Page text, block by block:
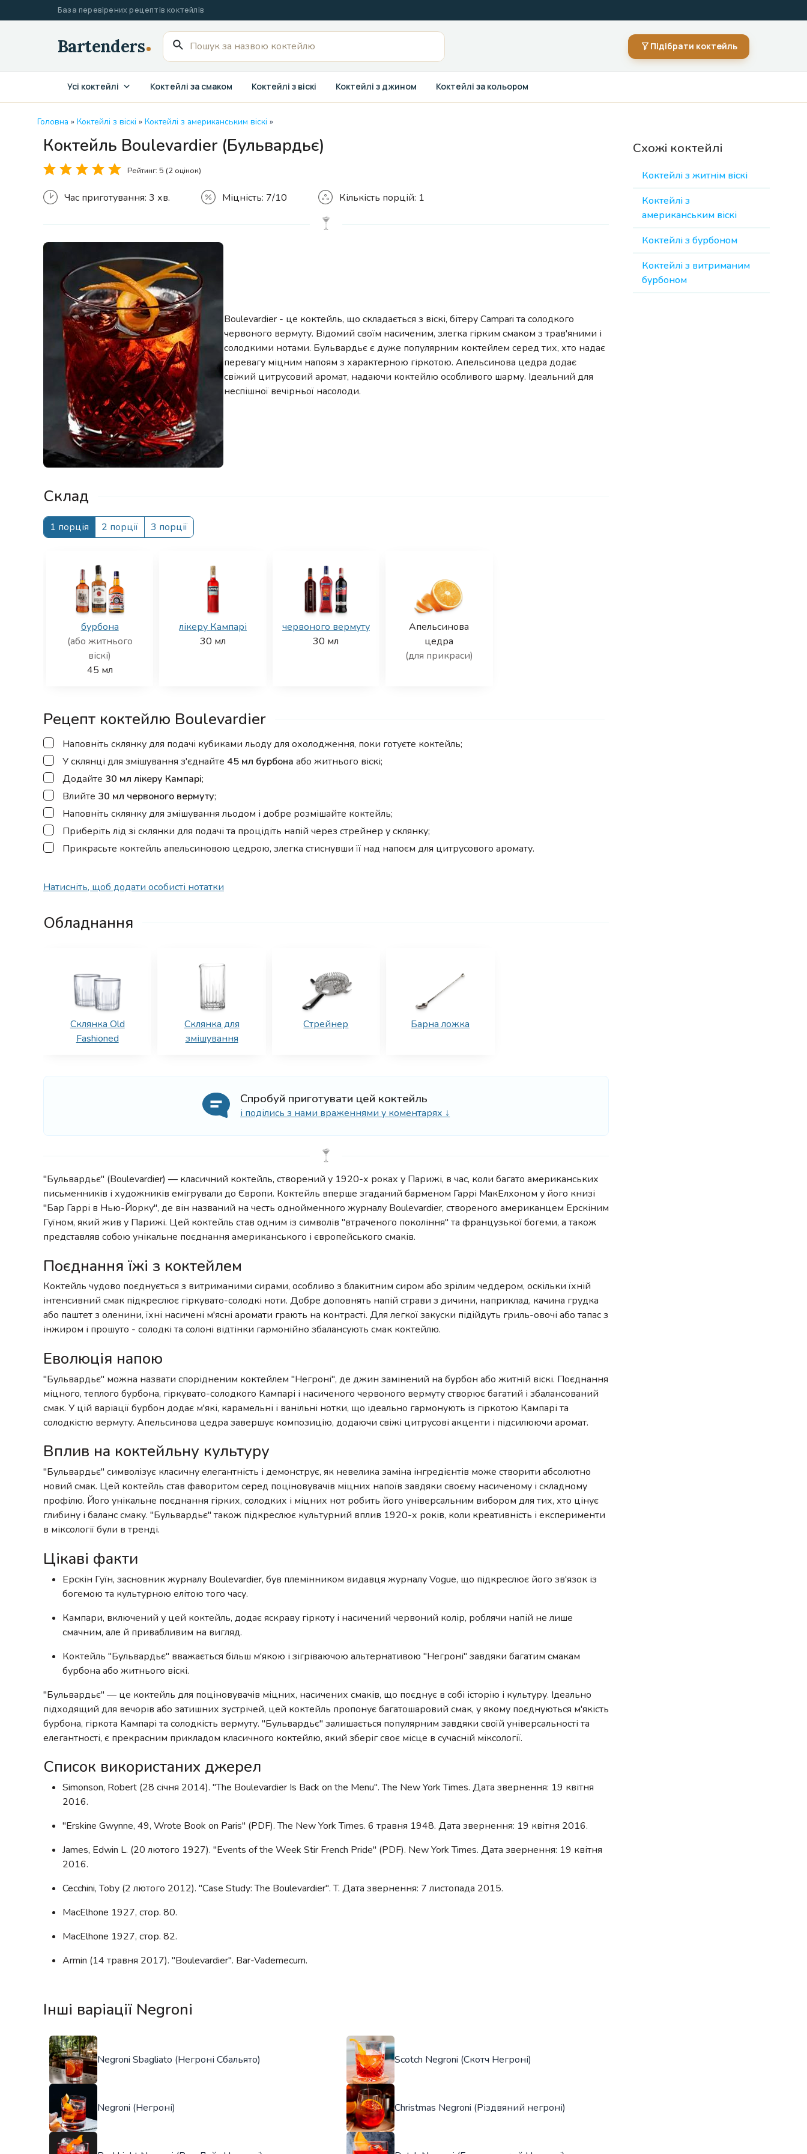
до
База перевірених рецептів коктейлів
Пошук
для:
Підібрати коктейль
Усі коктейлі Коктейлі за смаком Коктейлі з віскі Коктейлі з джином Коктейлі за кольором
Головна » Коктейлі з віскі » Коктейлі з американським віскі »
Коктейль Boulevardier (Бульвардьє)
Рейтинг: 5 (2оцінок)
Час приготування: 3 хв. Міцність: 7/10 Кількість порцій: 1
Boulevardier - це коктейль, що складається з віскі, бітеру Campari та солодкого
червоного вермуту. Відомий своїм насиченим, злегка гірким смаком з трав'яними і
солодкими нотами. Бульвардьє є дуже популярним коктейлем серед тих, хто надає
перевагу міцним напоям з характерною гіркотою. Апельсинова цедра додає
свіжий цитрусовий аромат, надаючи коктейлю особливого шарму. Ідеальний для
неспішної вечірньої насолоди.
Склад
1 порція 2 порції 3 порції
бурбона
(або житнього
віскі)
45 мл
лікеру Кампарі
30 мл
червоного вермуту
30 мл
Апельсинова
цедра
(для прикраси)
Рецепт коктейлю Boulevardier
▢
Наповніть склянку для подачі кубиками льоду для охолодження, поки готуєте коктейль;
▢
У склянці для змішування з'єднайте 45 мл бурбона або житнього віскі;
▢
Додайте 30 мл лікеру Кампарі;
▢
Влийте 30 мл червоного вермуту;
▢
Наповніть склянку для змішування льодом і добре розмішайте коктейль;
▢
Приберіть лід зі склянки для подачі та процідіть напій через стрейнер у склянку;
▢
Прикрасьте коктейль апельсиновою цедрою, злегка стиснувши її над напоєм для цитрусового аромату.
Натисніть, щоб додати особисті нотатки
Обладнання
Склянка Old
Fashioned
Склянка для
змішування
Стрейнер Барна ложка
Спробуй приготувати цей коктейль
і поділись з нами враженнями у коментарях ↓
"Бульвардьє" (Boulevardier) — класичний коктейль, створений у 1920-х роках у Парижі, в час, коли багато американських
письменників і художників емігрували до Європи. Коктейль вперше згаданий барменом Гаррі МакЕлхоном у його книзі
"Бар Гаррі в Нью-Йорку", де він названий на честь однойменного журналу Boulevardier, створеного американцем Ерскіним
Гуїном, який жив у Парижі. Цей коктейль став одним із символів "втраченого покоління" та французької богеми, а також
представляв собою унікальне поєднання американського і європейського смаків.
Поєднання їжі з коктейлем
Коктейль чудово поєднується з витриманими сирами, особливо з блакитним сиром або зрілим чеддером, оскільки їхній
інтенсивний смак підкреслює гіркувато-солодкі ноти. Добре доповнять напій страви з дичини, наприклад, качина грудка
або паштет з оленини, їхні насичені м'ясні аромати грають на контрасті. Для легкої закуски підійдуть гриль-овочі або тапас з
інжиром і прошуто - солодкі та солоні відтінки гармонійно збалансують смак коктейлю.
Еволюція напою
"Бульвардьє" можна назвати спорідненим коктейлем "Негроні", де джин замінений на бурбон або житній віскі. Поєднання
міцного, теплого бурбона, гіркувато-солодкого Кампарі і насиченого червоного вермуту створює багатий і збалансований
смак. У цій варіації бурбон додає м'які, карамельні і ванільні нотки, що ідеально гармонують із гіркотою Кампарі та
солодкістю вермуту. Апельсинова цедра завершує композицію, додаючи свіжі цитрусові акценти і підсилюючи аромат.
Вплив на коктейльну культуру
"Бульвардьє" символізує класичну елегантність і демонструє, як невелика заміна інгредієнтів може створити абсолютно
новий смак. Цей коктейль став фаворитом серед поціновувачів міцних напоїв завдяки своєму насиченому і складному
профілю. Його унікальне поєднання гірких, солодких і міцних нот робить його універсальним вибором для тих, хто цінує
глибину і баланс смаку. "Бульвардьє" також підкреслює культурний вплив 1920-х років, коли креативність і експерименти
в міксології були в тренді.
Цікаві факти
Ерскін Гуїн, засновник журналу Boulevardier, був племінником видавця журналу Vogue, що підкреслює його зв'язок із
богемою та культурною елітою того часу.
Кампари, включений у цей коктейль, додає яскраву гіркоту і насичений червоний колір, роблячи напій не лише
смачним, але й привабливим на вигляд.
Коктейль "Бульвардьє" вважається більш м'якою і зігріваючою альтернативою "Негроні" завдяки багатим смакам
бурбона або житнього віскі.
"Бульвардьє" — це коктейль для поціновувачів міцних, насичених смаків, що поєднує в собі історію і культуру. Ідеально
підходящий для вечорів або затишних зустрічей, цей коктейль пропонує багатошаровий смак, у якому поєднуються м'якість
бурбона, гіркота Кампарі та солодкість вермуту. "Бульвардьє" залишається популярним завдяки своїй універсальності та
елегантності, є прекрасним прикладом класичного коктейлю, який зберіг своє місце в сучасній міксології.
Список використаних джерел
Simonson, Robert (28 січня 2014). "The Boulevardier Is Back on the Menu". The New York Times. Дата звернення: 19 квітня
2016.
"Erskine Gwynne, 49, Wrote Book on Paris" (PDF). The New York Times. 6 травня 1948. Дата звернення: 19 квітня 2016.
James, Edwin L. (20 лютого 1927). "Events of the Week Stir French Pride" (PDF). New York Times. Дата звернення: 19 квітня
2016.
Cecchini, Toby (2 лютого 2012). "Case Study: The Boulevardier". T. Дата звернення: 7 листопада 2015.
MacElhone 1927, стор. 80.
MacElhone 1927, стор. 82.
Armin (14 травня 2017). "Boulevardier". Bar-Vademecum.
Інші варіації Negroni
Negroni Sbagliato (Негроні Сбальято) Scotch Negroni (Скотч Негроні)
Negroni (Негроні) Christmas Negroni (Різдвяний негроні)
Схожі коктейлі
Коктейлі з житнім віскі
Коктейлі з
американським віскі
Коктейлі з бурбоном
Коктейлі з витриманим
бурбоном